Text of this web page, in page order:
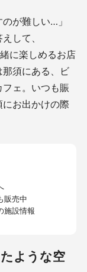
が難しい…」
して、
に楽しめるお店
須にある、ビ
ェ。いつも賑
お出かけの際
販売中
施設情報
ような空